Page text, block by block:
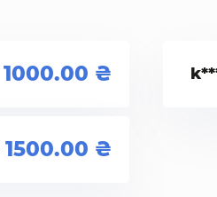
1000.00
1500.00